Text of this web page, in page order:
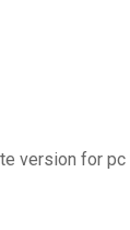
version for pc